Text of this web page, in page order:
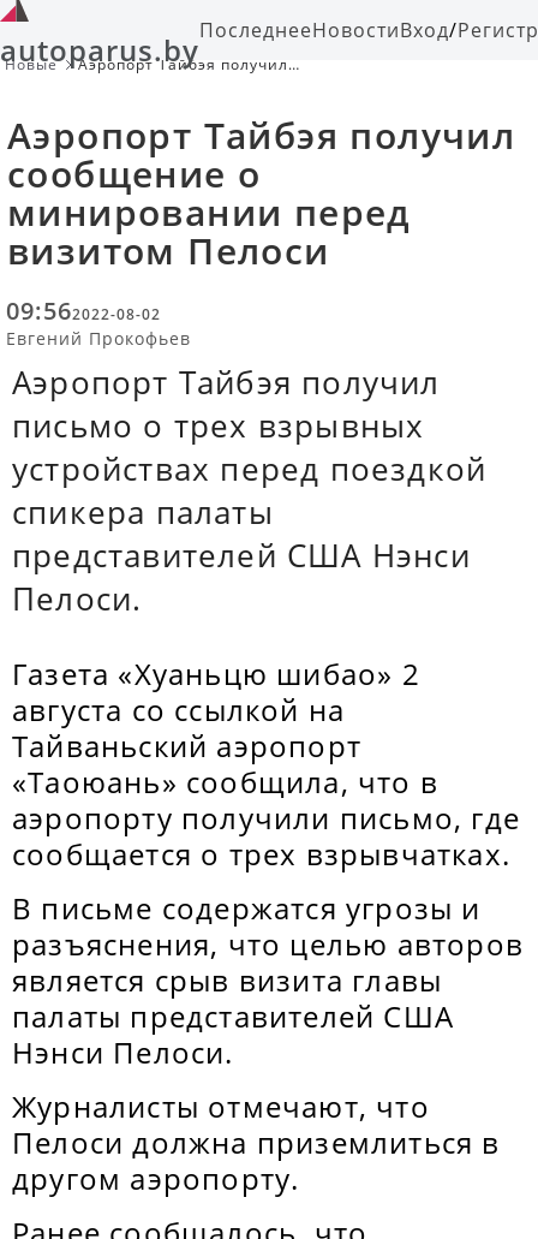
autoparus.byПоследнееНовостиВход/
Новые
Аэропорт Тайбэя получил
Аэропорт Тайбэя получил
сообщение о
минировании перед
визитом Пелоси
09:562022-08-02
Евгений Прокофьев
Аэропорт Тайбэя получил
письмо о трех взрывных
устройствах перед поездкой
спикера палаты
представителей США Нэнси
Пелоси.
Газета «Хуаньцю шибао» 2
августа со ссылкой на
Тайваньский аэропорт
«Таоюань» сообщила, что в
аэропорту получили письмо, где
сообщается о трех взрывчатках.
В письме содержатся угрозы и
разъяснения, что целью авторов
является срыв визита главы
палаты представителей США
Нэнси Пелоси.
Журналисты отмечают, что
Пелоси должна приземлиться в
другом аэропорту.